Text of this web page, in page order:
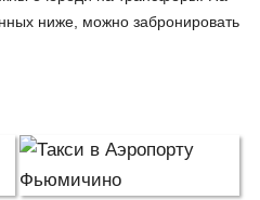
ниже, можно забронировать